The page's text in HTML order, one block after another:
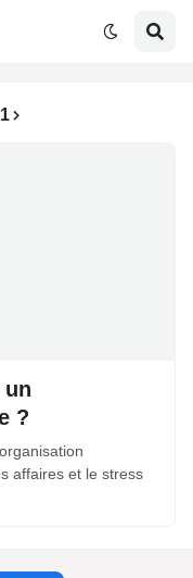
un
?
affaires et le stress